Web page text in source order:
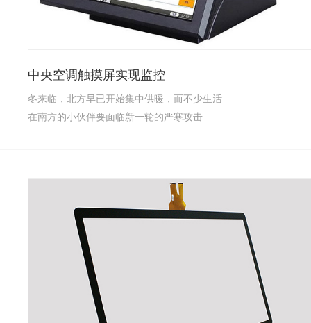
中央空调触摸屏实现监控
冬来临，北方早已开始集中供暖，而不少生活
在南方的小伙伴要面临新一轮的严寒攻击